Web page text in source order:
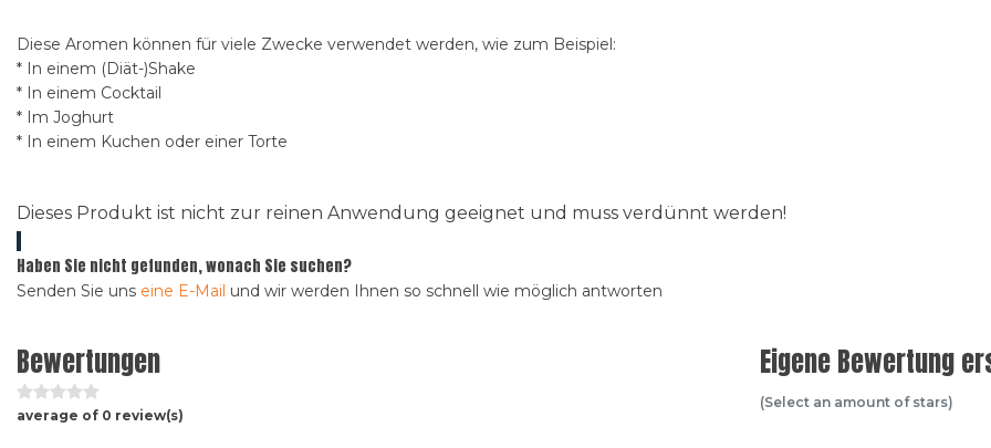
Diese Aromen können für viele Zwecke verwendet werden, wie zum Beispiel:
* In einem (Diät-)Shake
* In einem Cocktail
* Im Joghurt
* In einem Kuchen oder einer Torte
Dieses Produkt ist nicht zur reinen Anwendung geeignet und muss verdünnt werden!
Haben Sie nicht gefunden, wonach Sie suchen?
Senden Sie uns eine E-Mail und wir werden Ihnen so schnell wie möglich antworten
Bewertungen
average of 0 review(s)
Eigene Bewertung
(Select an amount of stars)